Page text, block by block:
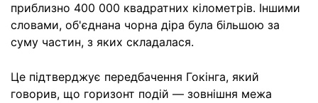
приблизно 400 000 квадратних кілометрів. Іншими
словами, об'єднана чорна діра була більшою за
суму частин, з яких складалася.
Це підтверджує передбачення Гокінга, який
говорив, що горизонт подій — зовнішня межа